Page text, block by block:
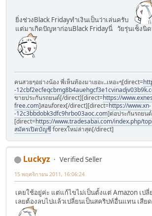
ยิ่งช่วงBlack Fridayทำเงินเป็นว่าเล่นครับ
แต่มาเกิดปัญหาก่อนBlack Fridayนี่ วัยรุ่นเซ็งนิ
คนสวยๆอย่างน้อง พี่เห็นท้องมาเยอะ..เหอะๆ[direct=
-
ขายประกันรถยนต์[/direct][direct=https://
free.com]สอนforex[/direct][direct=https://www.xn-
-12c3bbdobk3dfc9hrbo03aoc.com]ต่อประกันรถยน
[direct=https://www.tradesabai.com/index.php/
สมัครเปิดบัญชีforexใหม่ล่าสุด[/direct]
Luckyz
Verified Seller
15 พฤศจิกายน 2011, 16:06:24
เคยใช้อยู่ค่ะ แต่แก้ไขไม่เป็นตั้งแต่ Amazon เป
เลยต้องลบไปแล้วเปลี่ยนเป็นสคริปท์อื่นแทน เสีย